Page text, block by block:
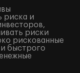
риска и
риски
рискованные
быстрого